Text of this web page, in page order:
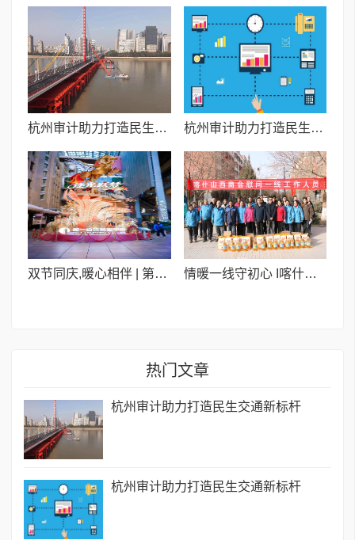
杭州审计助力打造民生交通新标杆 杭州审计助力打造民生交通新标杆
双节同庆,暖心相伴 | 第一百货“大拜年”新春浪漫季 情暖一线守初心 I喀什山西商会新春慰问晨光伊甸园小区物业员工
热门文章
杭州审计助力打造民生交通新标杆
杭州审计助力打造民生交通新标杆